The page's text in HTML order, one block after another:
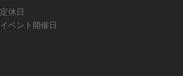
定休日
イベント開催日